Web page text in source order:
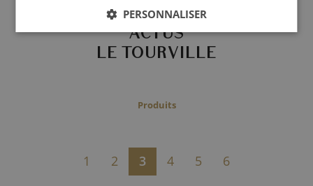
- Archives -
ACTUS
LE TOURVILLE
Produits
1 2 3 4 5 6
PERSONNALISER